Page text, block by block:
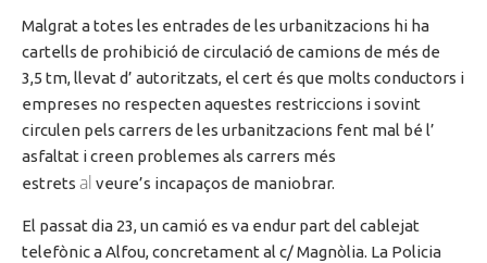
Malgrat atotes les entrades de les urbanitzacions hi ha
cartells de prohibició de circulació de camions de més de
3,5 tm, llevat d’ autoritzats, el cert és que molts conductors i
empreses no respecten aquestes restriccions i sovint
circulen pels carrers de les urbanitzacions fent mal bé l’
asfaltat i creen problemes als carrers més
estrets al veure’s incapaços de maniobrar.
El passat dia 23, un camió es va endur part del cablejat
telefònic aAlfou, concretament al c/ Magnòlia. La Policia